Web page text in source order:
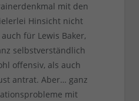
mit den
Hinsicht nicht
für Lewis Baker,
selbstverständlich
offensiv, als auch
antrat. Aber… ganz
mit